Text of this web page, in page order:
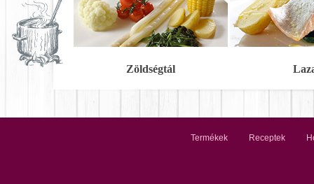
Zöldségtál
Termékek Receptek